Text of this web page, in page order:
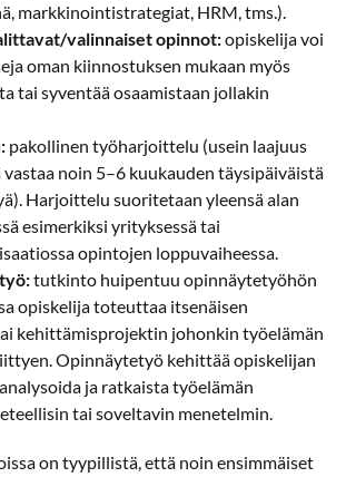
markkinointistrategiat, HRM, tms.).
valinnaiset opinnot:opiskelija voi
oman kiinnostuksen mukaan myös
tai syventää osaamistaan jollakin
pakollinen työharjoittelu (usein laajuus
vastaa noin 5–6 kuukauden täysipäiväistä
Harjoittelu suoritetaan yleensä alan
esimerkiksi yrityksessä tai
opintojen loppuvaiheessa.
tutkinto huipentuu opinnäytetyöhön
opiskelija toteuttaa itsenäisen
kehittämisprojektin johonkin työelämän
Opinnäytetyö kehittää opiskelijan
ja ratkaista työelämän
tai soveltavin menetelmin.
on tyypillistä, että noin ensimmäiset